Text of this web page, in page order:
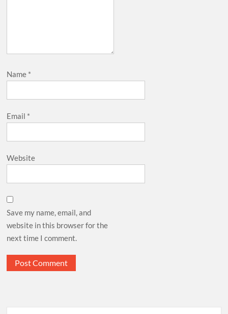
Name *
Email *
Website
Save my name, email, and
website in this browser for the
next time I comment.